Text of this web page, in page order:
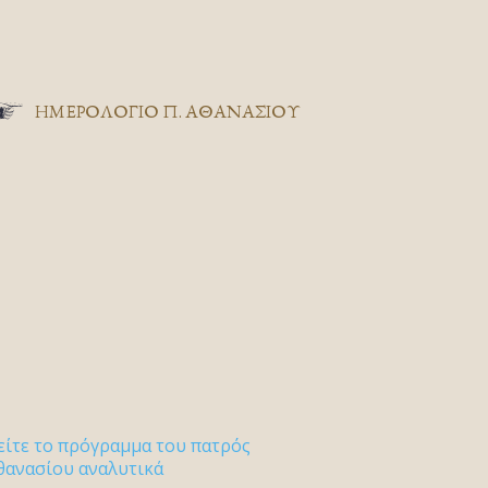
ΗΜΕΡΟΛΟΓΙΟ Π. ΑΘΑΝΑΣΙΟΥ
το πρόγραμμα του πατρός
αναλυτικά